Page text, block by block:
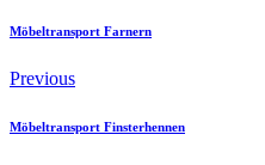
Möbeltransport Farnern
Previous
Möbeltransport Finsterhennen